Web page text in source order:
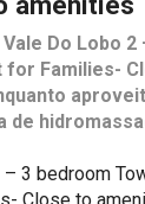
Vale Do Lobo 2
Families-
de